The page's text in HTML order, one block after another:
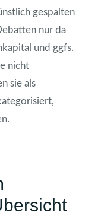
gespalten
nur da
und ggfs.
nicht
sie als